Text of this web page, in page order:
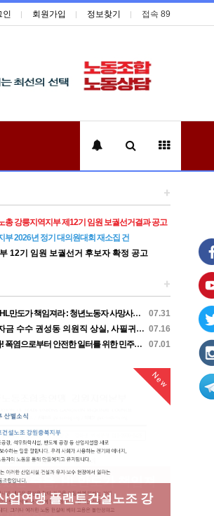
인 회원가입 정보찾기 접속 89
+
총 강릉지역지부 제12기 임원 보궐선거결과 공고
부 2026년 정기 대의원대회 재소집 건
12기 임원 보궐선거 후보자 확정 공고
+
07.31
청년노동자 사망사고의 철저한 진상규명과 재발방지 대책 마련하라
07.16
수수 권성동 의원직 상실, 사필귀정이다
07.01
한 일터를 위한 민주노총 강원지역본부 폭염감시단 선포 기자회견
New
던 죽음, HL만도가 책임져
망사고의 철저한 진상규명
New
업연맹 플랜트건설노조 강
New
천] 폭염감시단 사업 이모
New
서비스연맹 전국학교비정